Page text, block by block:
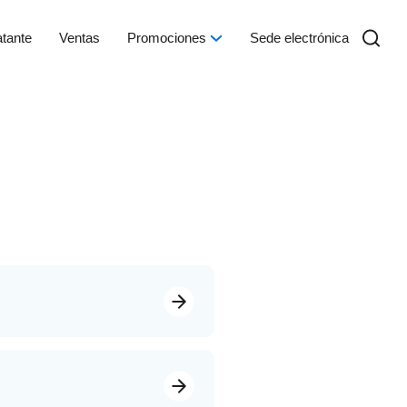
Ventas Promociones Sede electrónica